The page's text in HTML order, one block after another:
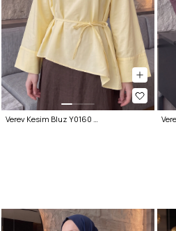
Verev Kesim Bluz Y0160 - SARI